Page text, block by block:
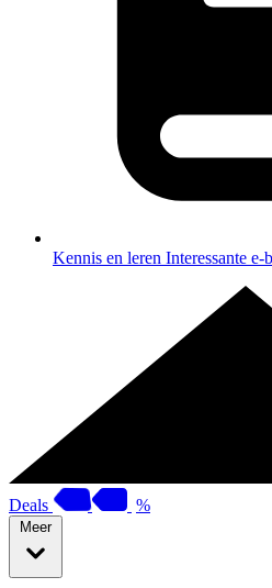
Kennis en leren Interessante e-
Deals %
Meer